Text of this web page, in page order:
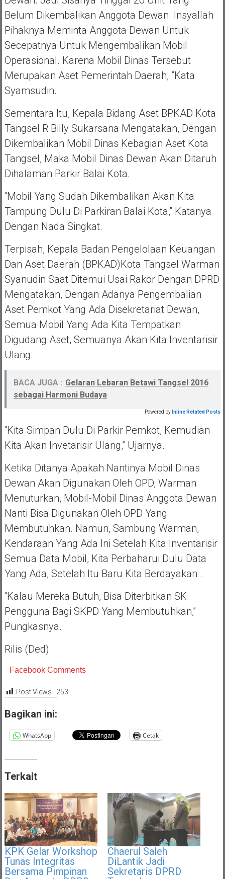
Belum Dikembalikan Anggota Dewan. Insyallah
Pihaknya Meminta Anggota Dewan Untuk
Secepatnya Untuk Mengembalikan Mobil
Operasional. Karena Mobil Dinas Tersebut
Merupakan Aset Pemerintah Daerah, ”kata
Syamsudin.
Sementara Itu, Kepala Bidang Aset BPKAD Kota
Tangsel R Billy Sukarsana Mengatakan, Dengan
Dikembalikan Mobil Dinas Kebagian Aset Kota
Tangsel, Maka Mobil Dinas Dewan Akan Ditaruh
Dihalaman Parkir Balai Kota.
“Mobil Yang Sudah Dikembalikan Akan Kita
Tampung Dulu Di Parkiran Balai Kota,” Katanya
Dengan Nada Singkat.
Terpisah, Kepala Badan Pengelolaan Keuangan
Dan Aset Daerah (BPKAD)Kota Tangsel Warman
Syanudin Saat Ditemui Usai Rakor Dengan DPRD
Mengatakan, Dengan Adanya Pengembalian
Aset Pemkot Yang Ada Disekretariat Dewan,
Semua Mobil Yang Ada Kita Tempatkan
Digudang Aset, Semuanya Akan Kita Inventarisir
Ulang.
BACA JUGA : Gelaran Lebaran Betawi Tangsel 2016
sebagai Harmoni Budaya
Powered by Inline Related Posts
“Kita Simpan Dulu Di Parkir Pemkot, Kemudian
Kita Akan Invetarisir Ulang,” Ujarnya.
Ketika Ditanya Apakah Nantinya Mobil Dinas
Dewan Akan Digunakan Oleh OPD, Warman
Menuturkan, Mobil-Mobil Dinas Anggota Dewan
Nanti Bisa Digunakan Oleh OPD Yang
Membutuhkan. Namun, Sambung Warman,
Kendaraan Yang Ada Ini Setelah Kita Inventarisir
Semua Data Mobil, Kita Perbaharui Dulu Data
Yang Ada, Setelah Itu Baru Kita Berdayakan .
“Kalau Mereka Butuh, Bisa Diterbitkan SK
Pengguna Bagi SKPD Yang Membutuhkan,”
Pungkasnya.
Rilis (Ded)
Facebook Comments
Post Views : 253
Bagikan ini:
WhatsApp Cetak
Terkait
KPK Gelar Workshop
Tunas Integritas
Bersama Pimpinan
Chaerul Saleh
DiLantik Jadi
Sekretaris DPRD